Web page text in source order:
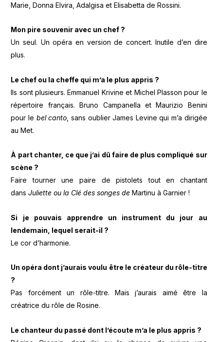
Marie, Donna Elvira, Adalgisa et Elisabetta de Rossini.
Mon pire souvenir avec un chef ?
Un seul. Un opéra en version de concert. Inutile d’en dire
plus.
Le chef ou la cheffe qui m’a le plus appris ?
Ils sont plusieurs. Emmanuel Krivine et Michel Plasson pour le
répertoire français. Bruno Campanella et Maurizio Benini
pour le bel canto , sans oublier James Levine qui m’a dirigée
au Met.
À part chanter, ce que j’ai dû faire de plus compliqué sur
scène ?
Faire tourner une paire de pistolets tout en chantant
dansJuliette ou la Clé des songes de Martinu à Garnier !
Si je pouvais apprendre un instrument du jour au
lendemain, lequel serait-il ?
Le cor d’harmonie.
Un opéra dont j’aurais voulu être le créateur du rôle-titre
?
Pas forcément un rôle-titre. Mais j’aurais aimé être la
créatrice du rôle de Rosine.
Le chanteur du passé dont l’écoute m’a le plus appris ?